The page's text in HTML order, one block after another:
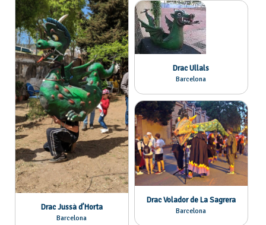
Drac Jussà d’Horta
Barcelona
Drac Ullals
Barcelona
Drac Volador de La Sagrera
Barcelona